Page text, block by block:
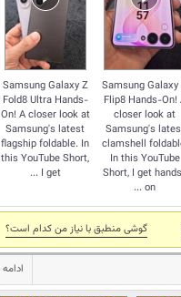
Samsung Galaxy
Flip8 Hands-On!
closer look at
Samsung's
clamshell
In this YouTube
Short, I get
on ...
Samsung Galaxy Z
Fold8 Ultra Hands-
On! A closer look at
Samsung's latest
flagship foldable. In
this YouTube Short,
I get ...
گوشی منطبق با نياز من كدام است؟
ادامه